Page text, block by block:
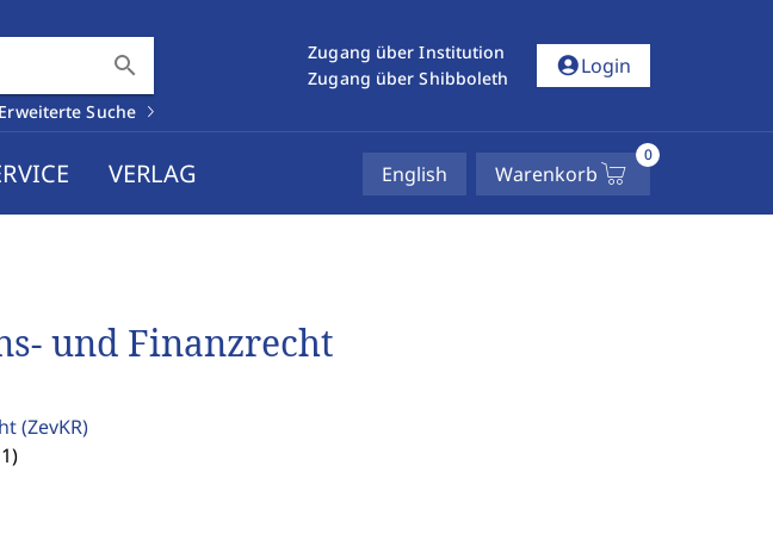
search
Erweiterte Suche
Zugang über Institution
Zugang über Shibboleth
account_circleLogin
VERLAG English Warenkorb
0
und Finanzrecht
(ZevKR)